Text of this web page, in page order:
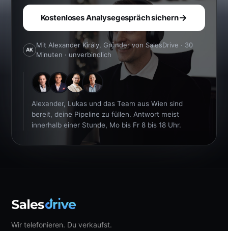
Kostenloses Analysegespräch sichern
AK
Mit Alexander Király, Gründer von SalesDrive · 30
Minuten · unverbindlich
Alexander, Lukas und das Team aus Wien sind
bereit, deine Pipeline zu füllen. Antwort meist
innerhalb einer Stunde, Mo bis Fr 8 bis 18 Uhr.
Wir telefonieren. Du verkaufst.